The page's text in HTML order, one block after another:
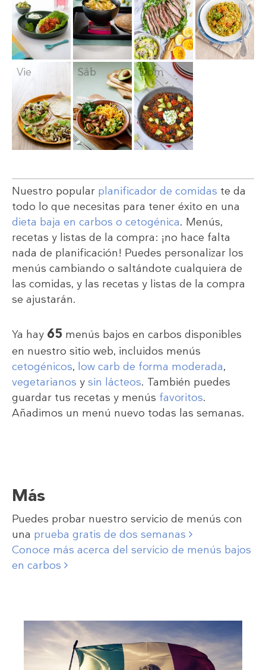
Vie Sáb Dom
Nuestro popular planificador de comidas te da
todo lo que necesitas para tener éxito en una
dieta baja en carbos o cetogénica. Menús,
recetas y listas de la compra: ¡no hace falta
nada de planificación! Puedes personalizar los
menús cambiando o saltándote cualquiera de
las comidas, y las recetas y listas de la compra
se ajustarán.
Ya hay 65 menús bajos en carbos disponibles
en nuestro sitio web, incluidos menús
cetogénicos, low carb de forma moderada,
vegetarianos y sin lácteos. También puedes
guardar tus recetas y menús favoritos.
Añadimos un menú nuevo todas las semanas.
Más
Puedes probar nuestro servicio de menús con
una prueba gratis de dos semanas
Conoce más acerca del servicio de menús bajos
en carbos